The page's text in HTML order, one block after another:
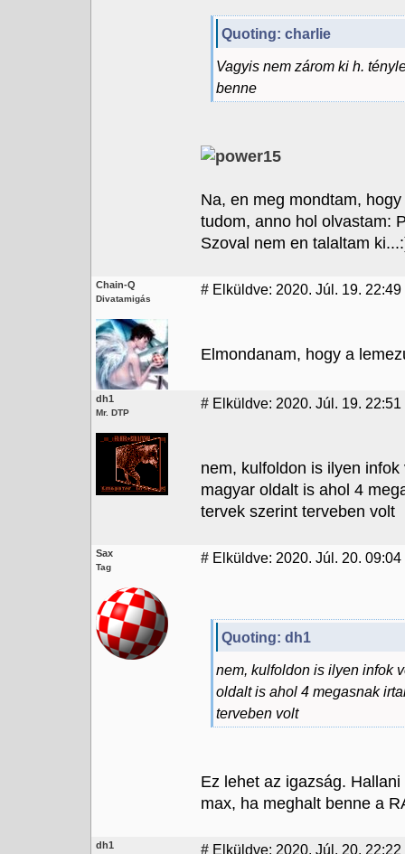
Quoting: charlie
Vagyis nem zárom ki h.
benne
Na, en meg mondtam,
tudom, anno hol olvastam:
Szoval nem en talaltam
Chain-Q
Divatamigás
# Elküldve: 2020. Júl. 19. 22:49
Elmondanam, hogy a
dh1
Mr. DTP
# Elküldve: 2020. Júl. 19. 22:51
nem, kulfoldon is ilyen
magyar oldalt is ahol 4
tervek szerint terveben volt
Sax
Tag
# Elküldve: 2020. Júl. 20. 09:04
Quoting: dh1
nem, kulfoldon is ilyen infok
oldalt is ahol 4 megasnak
terveben volt
Ez lehet az igazság.
max, ha meghalt benne a
dh1 # Elküldve: 2020. Júl. 20. 22:22